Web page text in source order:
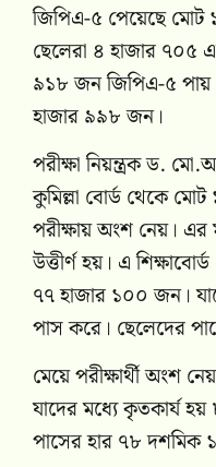
জিপিএ-৫ পেয়েছে মোট
ছেলেরা ৪ হাজার ৭০৫
৯১৮ জন জিপিএ-৫
হাজার ৯৯৮ জন।
পরীক্ষা নিয়ন্ত্রক ড.
কুমিল্লা বোর্ড থেকে
পরীক্ষায় অংশ নেয়।
উত্তীর্ণ হয়। এ
৭৭ হাজার ১০০ জন।
পাস করে। ছেলেদের
মেয়ে পরীক্ষার্থী অংশ
যাদের মধ্যে কৃতকার্য
পাসের হার ৭৮ দশমিক